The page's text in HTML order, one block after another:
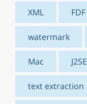
XML FDF
watermark
Mac J2SE
text extraction